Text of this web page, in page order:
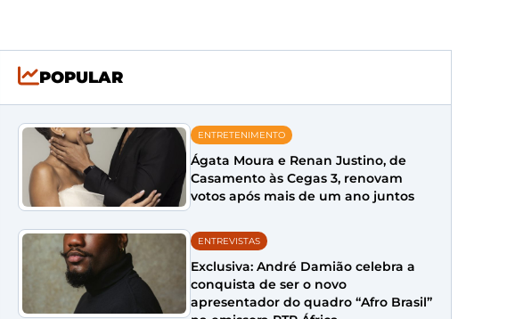
POPULAR
ENTRETENIMENTO
Ágata Moura e Renan Justino, de
Casamento às Cegas 3, renovam
votos após mais de um ano juntos
ENTREVISTAS
Exclusiva: André Damião celebra a
conquista de ser o novo
apresentador do quadro “Afro Brasil”